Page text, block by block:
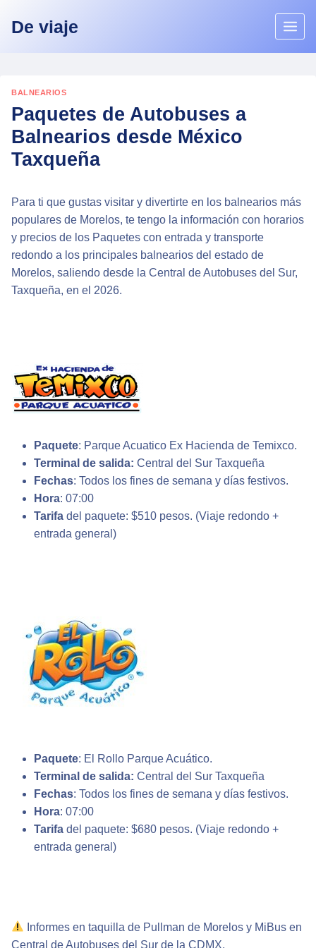
De viaje
BALNEARIOS
Paquetes de Autobuses a
Balnearios desde México
Taxqueña
Para ti que gustas visitar y divertirte en los balnearios más
populares de Morelos, te tengo la información con horarios
y precios de los Paquetes con entrada y transporte
redondo a los principales balnearios del estado de
Morelos, saliendo desde la Central de Autobuses del Sur,
Taxqueña, en el 2026.
Paquete: Parque Acuatico Ex Hacienda de Temixco.
Terminal de salida: Central del Sur Taxqueña
Fechas: Todos los fines de semana y días festivos.
Hora: 07:00
Tarifa del paquete: $510 pesos. (Viaje redondo +
entrada general)
Paquete: El Rollo Parque Acuático.
Terminal de salida: Central del Sur Taxqueña
Fechas: Todos los fines de semana y días festivos.
Hora: 07:00
Tarifa del paquete: $680 pesos. (Viaje redondo +
entrada general)
Informes en taquilla de Pullman de Morelos y MiBus en
Central de Autobuses del Sur de la CDMX.